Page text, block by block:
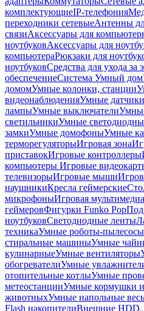
комплектующиеIP-телефония
переходники сетевыеАнтенны
связиАксессуары для
ноутбуковАксессуары для
компьютераРюкзаки для
ноутбуковСредства для ухода за
обеспечениеСистема Умный дом
домомУмные колонки, станции
видеонаблюденияУмные
лампыУмные выключатели
светильникиУмные
замкиУмные домофоныУмные
терморегуляторыИгровая зона
приставокИгровые контроллеры
компьютеры Игровые
телевизорыИгровые мыши
наушникиКресла геймерские
микрофоныИгровая
геймеровФигурки Funko Pop
ноутбуковСветодиодные ленты
техникаУмные роботы-пылесосы
стиральные машиныУмные
кулинарныеУмные вентиляторы
обогревателиУмные
отопительные котлыУмные
метеостанцииУмные кормушки
животныхУмные напольные
Flash накопителиВнешние HDD,